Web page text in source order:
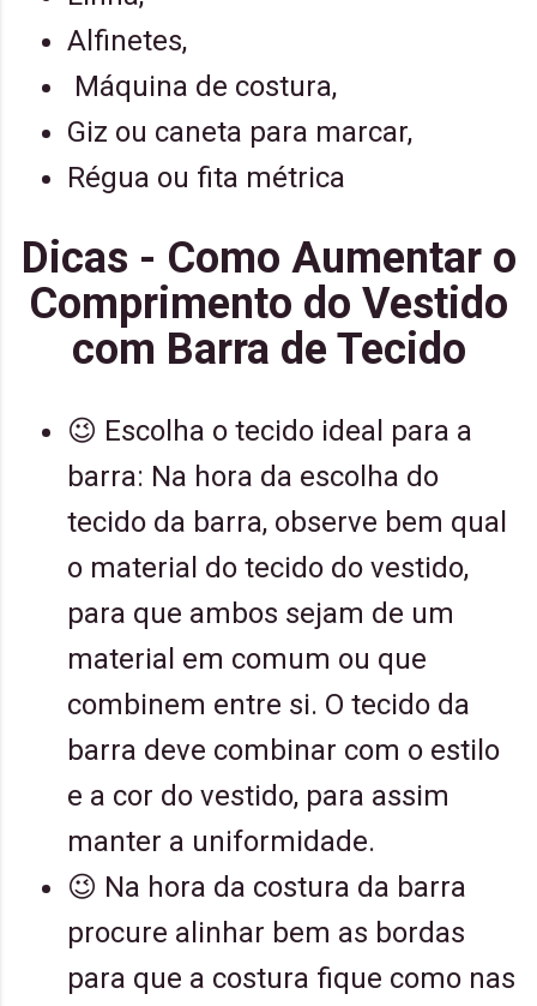
Alfinetes,
Máquina de costura,
Giz ou caneta para marcar,
Régua ou fita métrica
Dicas - Como Aumentar o
Comprimento do Vestido
com Barra de Tecido
😉 Escolha o tecido ideal para a
barra: Na hora da escolha do
tecido da barra, observe bem qual
o material do tecido do vestido,
para que ambos sejam de um
material em comum ou que
combinem entre si. O tecido da
barra deve combinar com o estilo
e a cor do vestido, para assim
manter a uniformidade.
😉 Na hora da costura da barra
procure alinhar bem as bordas
para que a costura fique como nas